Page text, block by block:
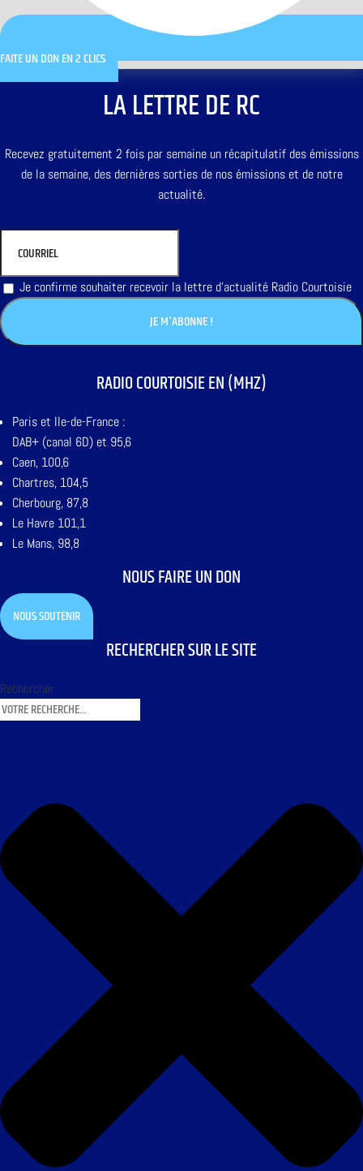
FAITE UN DON EN 2 CLICS
LA LETTRE DE RC
Recevez gratuitement 2 fois par semaine un récapitulatif des émissions
de la semaine, des dernières sorties de nos émissions et de notre
actualité.
Je confirme souhaiter recevoir la lettre d'actualité Radio Courtoisie
RADIO COURTOISIE EN (MHZ)
Paris et Ile-de-France :
DAB+ (canal 6D) et 95,6
Caen, 100,6
Chartres, 104,5
Cherbourg, 87,8
Le Havre 101,1
Le Mans, 98,8
NOUS FAIRE UN DON
NOUS SOUTENIR
RECHERCHER SUR LE SITE
Rechercher